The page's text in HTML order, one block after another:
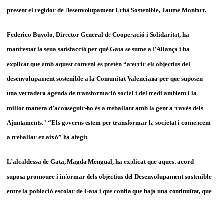
present el regidor de Desenvolupament Urbà Sostenible, Jaume Monfort.
Federico Buyolo, Director General de Cooperació i Solidaritat, ha
manifestat la seua satisfacció per què Gata se sume a l’Aliança i ha
explicat que amb aquest conveni es pretén “aterrir els objectius del
desenvolupament sostenible a la Comunitat Valenciana per que suposen
una vertadera agenda de transformació social i del medi ambient i la
millor manera d’aconseguir-ho és a treballant amb la gent a través dels
Ajuntaments.” “Els governs estem per transformar la societat i comencem
a treballar en això” ha afegit.
L’alcaldessa de Gata, Magda Mengual, ha explicat que aquest acord
suposa promoure i informar dels objectius del Desenvolupament sostenible
entre la població escolar de Gata i que confia que haja una continuïtat, que